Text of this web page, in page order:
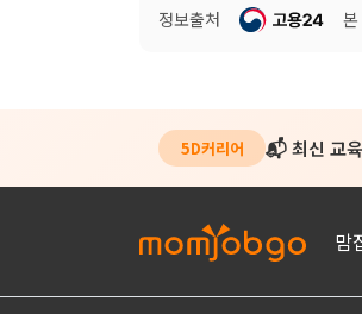
정보출처
5D커리어 📬 최신 교
맘